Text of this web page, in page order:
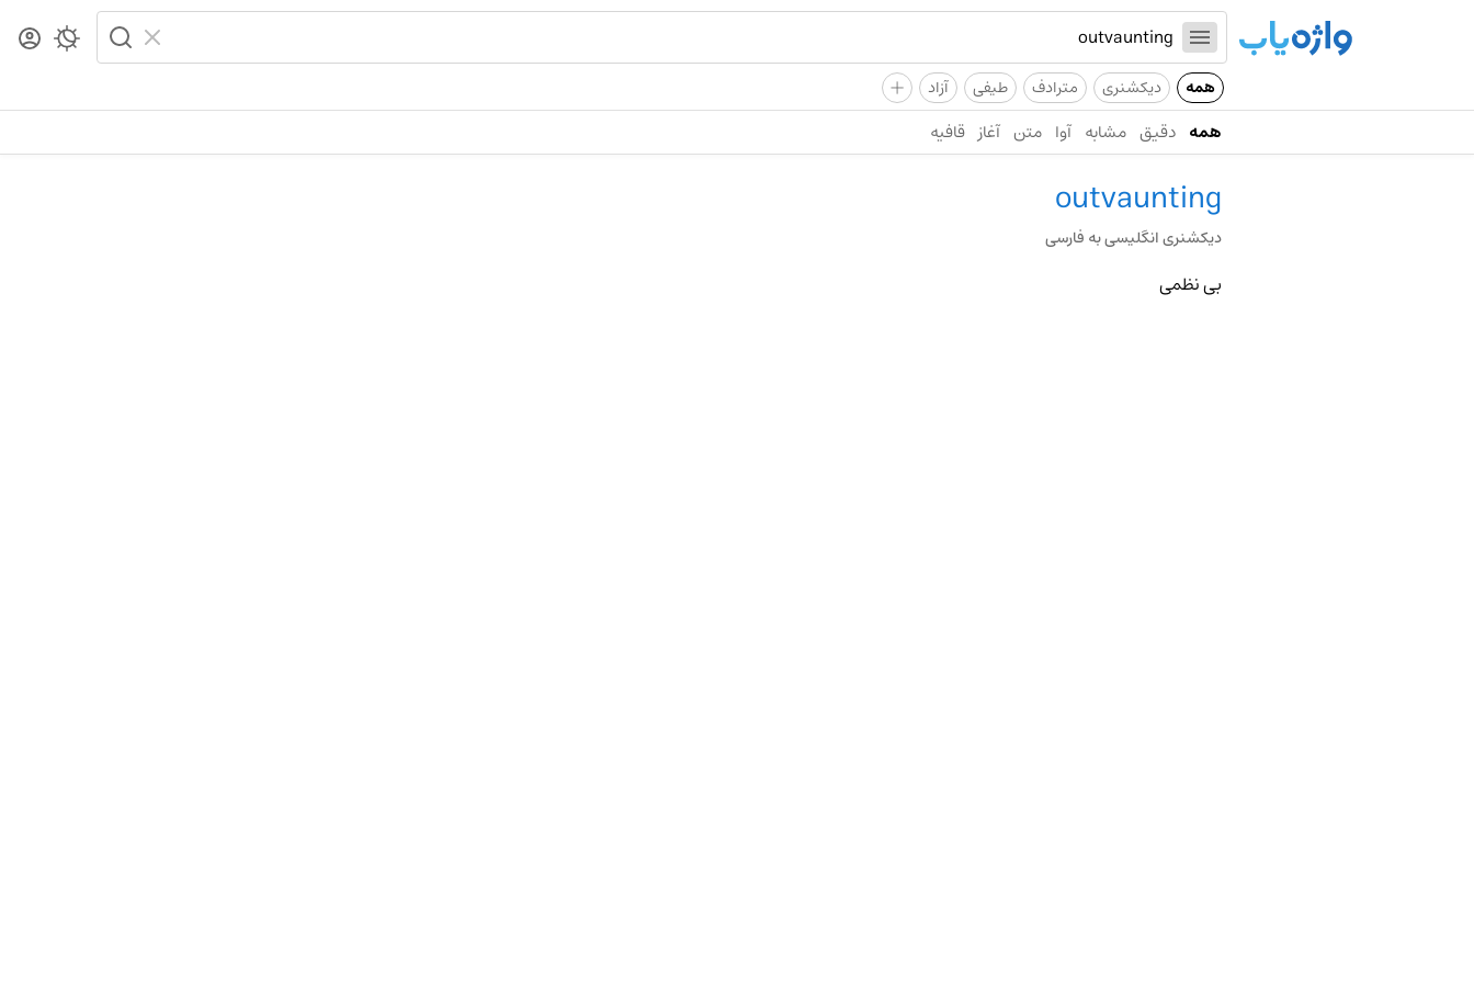
همه دیکشنری مترادف طیفی آزاد +
همه دقیق مشابه آوا متن آغاز قافیه
outvaunting
دیکشنری انگلیسی به فارسی
بی نظمی